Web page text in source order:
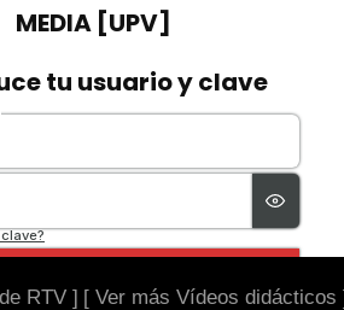
RTV ] [ Ver más Vídeos didácticos